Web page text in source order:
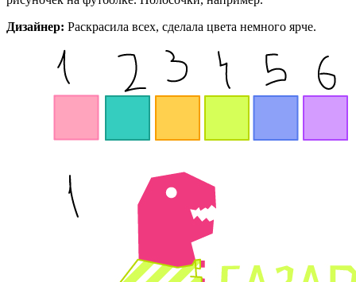
Дизайнер: Раскрасила всех, сделала цвета немного ярче.